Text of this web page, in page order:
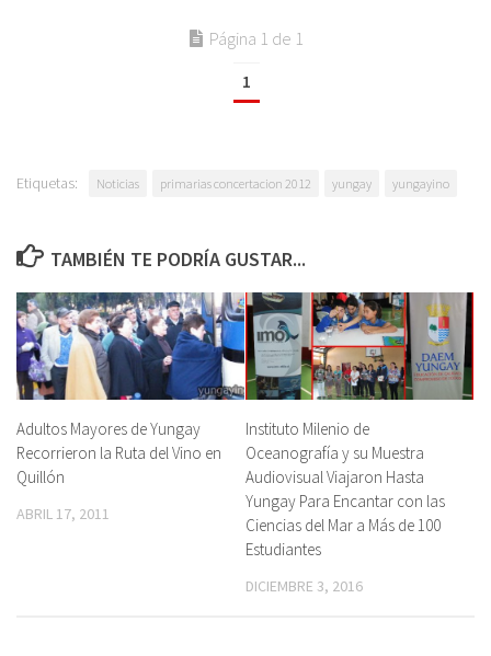
Página 1 de 1
1
Etiquetas: Noticias primarias concertacion 2012 yungay yungayino
TAMBIÉN TE PODRÍA GUSTAR...
Adultos Mayores de Yungay
Recorrieron la Ruta del Vino en
Quillón
ABRIL 17, 2011
Instituto Milenio de
Oceanografía y su Muestra
Audiovisual Viajaron Hasta
Yungay Para Encantar con las
Ciencias del Mar a Más de 100
Estudiantes
DICIEMBRE 3, 2016